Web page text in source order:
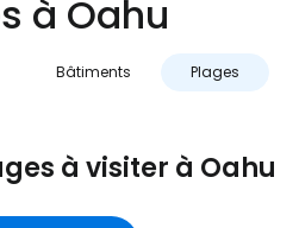
à Oahu
Bâtiments Plages
à visiter à Oahu
avec Google
avec Facebook